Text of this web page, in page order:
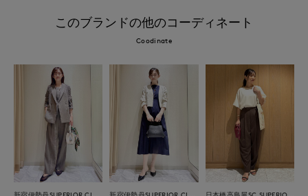
このブランドの他のコーディネート
Coodinate